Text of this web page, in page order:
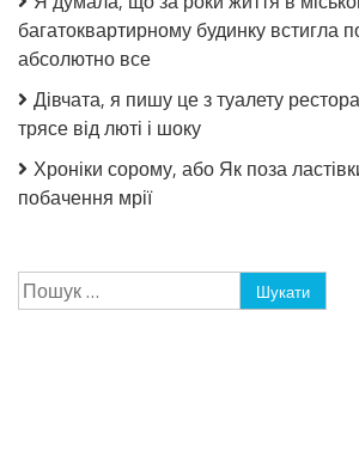
багатоквартирному будинку встигла
абсолютно все
Дівчата, я пишу це з туалету
трясе від люті і шоку
Хроніки сорому, або Як поза
побачення мрії
Пошук: